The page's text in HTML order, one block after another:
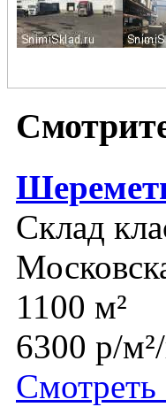
Склад
1100 м²
6300 р/